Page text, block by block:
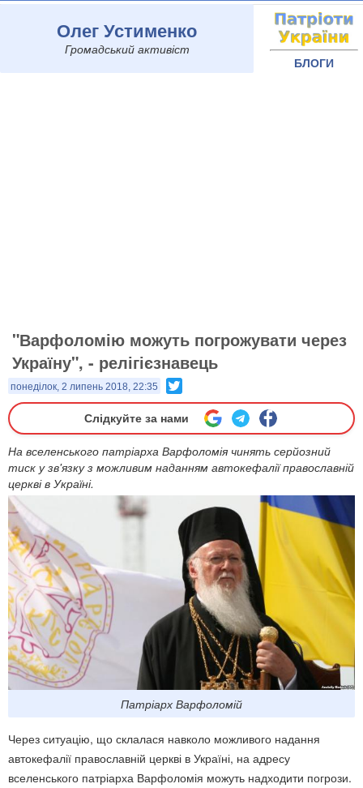
Олег Устименко
Громадський активіст
БЛОГИ
"Варфоломію можуть погрожувати через
Україну", - релігієзнавець
понеділок, 2 липень 2018, 22:35
Слідкуйте за нами
На вселенського патріарха Варфоломія чинять серйозний
тиск у зв'язку з можливим наданням автокефалії православній
церкві в Україні.
Патріарх Варфоломій
Через ситуацію, що склалася навколо можливого надання
автокефалії православній церкві в Україні, на адресу
вселенського патріарха Варфоломія можуть надходити погрози.